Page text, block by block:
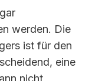
werden. Die
ist für den
eine
nicht